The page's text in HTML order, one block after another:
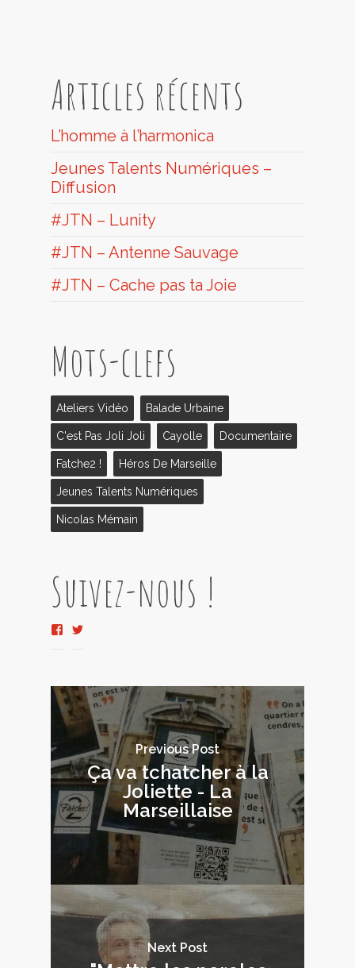
Articles récents
L’homme à l’harmonica
Jeunes Talents Numériques –
Diffusion
#JTN – Lunity
#JTN – Antenne Sauvage
#JTN – Cache pas ta Joie
Mots-clefs
Ateliers Vidéo Balade Urbaine
C'est Pas Joli Joli Cayolle Documentaire
Fatche2 ! Héros De Marseille
Jeunes Talents Numériques
Nicolas Mémain
Suivez-nous !
Voir
sur
Facebook
sur
Twitter
Previous Post
Ça va tchatcher à la
Joliette - La
Marseillaise
Next Post